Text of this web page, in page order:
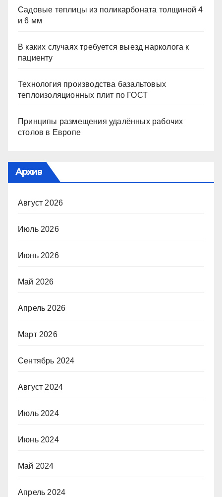
Садовые теплицы из поликарбоната толщиной 4
и 6 мм
В каких случаях требуется выезд нарколога к
пациенту
Технология производства базальтовых
теплоизоляционных плит по ГОСТ
Принципы размещения удалённых рабочих
столов в Европе
Архив
Август 2026
Июль 2026
Июнь 2026
Май 2026
Апрель 2026
Март 2026
Сентябрь 2024
Август 2024
Июль 2024
Июнь 2024
Май 2024
Апрель 2024